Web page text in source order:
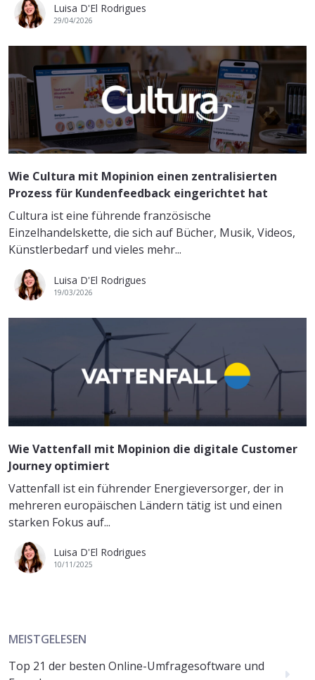
Luisa D'El Rodrigues
29/04/2026
Wie Cultura mit Mopinion einen zentralisierten
Prozess für Kundenfeedback eingerichtet hat
Cultura ist eine führende französische
Einzelhandelskette, die sich auf Bücher, Musik, Videos,
Künstlerbedarf und vieles mehr...
Luisa D'El Rodrigues
19/03/2026
Wie Vattenfall mit Mopinion die digitale Customer
Journey optimiert
Vattenfall ist ein führender Energieversorger, der in
mehreren europäischen Ländern tätig ist und einen
starken Fokus auf...
Luisa D'El Rodrigues
10/11/2025
MEISTGELESEN
Top 21 der besten Online-Umfragesoftware und